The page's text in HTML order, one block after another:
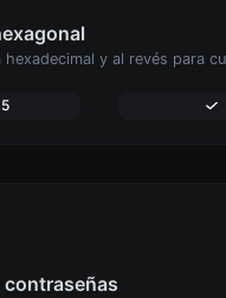
contraseñas